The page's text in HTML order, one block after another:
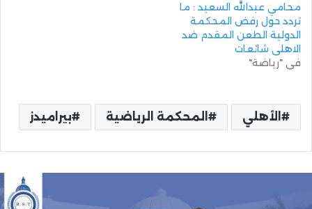
محامي عبدالله السعيد : ما
تردد حول رفض المحكمة
الدولية الطعن المقدم ضد
الاهلي شائعات
في "رياضة"
الأهلي المحكمة الرياضية بيراميدز